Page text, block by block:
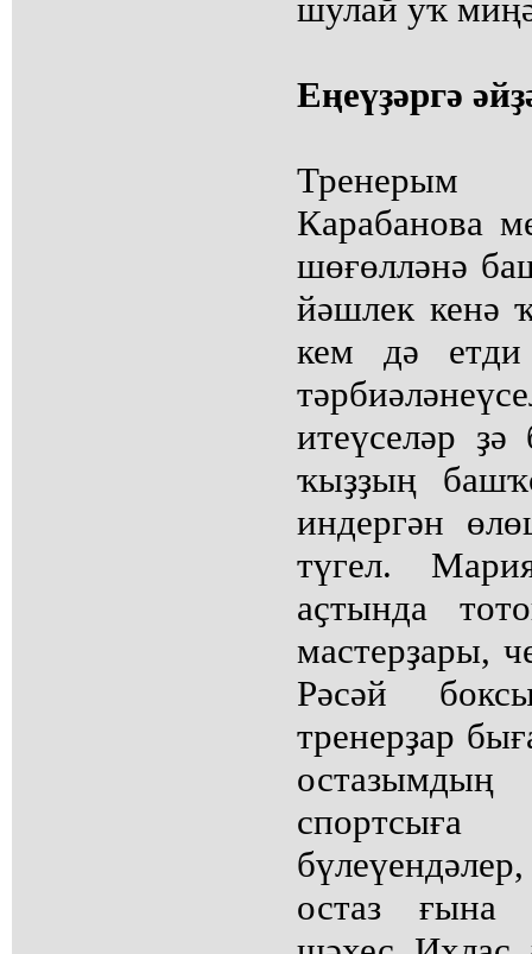
шулай уҡ
Еңеүҙәргә
Карабанова
шөғөлләнә
йәшлек кенә
кем дә етди
итеүселәр
ҡыҙҙың
индергән
түгел.
аҫтында
мастерҙары,
Рәсәй
тренерҙар
остаз ғына